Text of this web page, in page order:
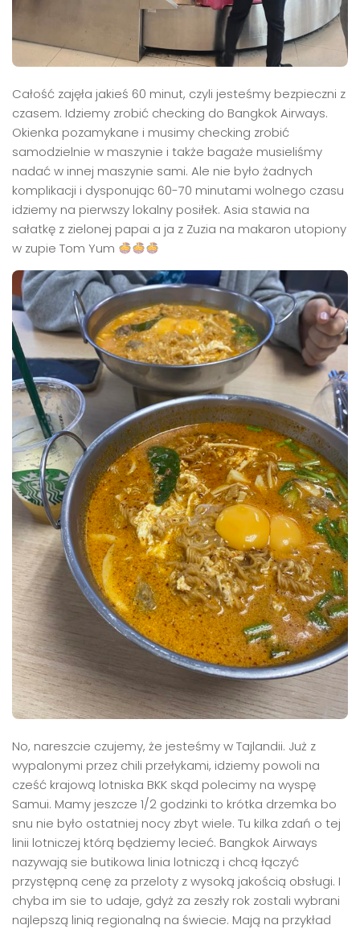
Całość zajęła jakieś 60 minut, czyli jesteśmy bezpieczni z
czasem. Idziemy zrobić checking do Bangkok Airways.
Okienka pozamykane i musimy checking zrobić
samodzielnie w maszynie i także bagaże musieliśmy
nadać w innej maszynie sami. Ale nie było żadnych
komplikacji i dysponując 60-70 minutami wolnego czasu
idziemy na pierwszy lokalny posiłek. Asia stawia na
sałatkę z zielonej papai a ja z Zuzia na makaron utopiony
w zupie Tom Yum
No, nareszcie czujemy, że jesteśmy w Tajlandii. Już z
wypalonymi przez chili przełykami, idziemy powoli na
cześć krajową lotniska BKK skąd polecimy na wyspę
Samui. Mamy jeszcze 1/2 godzinki to krótka drzemka bo
snu nie było ostatniej nocy zbyt wiele. Tu kilka zdań o tej
linii lotniczej którą będziemy lecieć. Bangkok Airways
nazywają sie butikowa linia lotniczą i chcą łączyć
przystępną cenę za przeloty z wysoką jakością obsługi. I
chyba im sie to udaje, gdyż za zeszły rok zostali wybrani
najlepszą linią regionalną na świecie. Mają na przykład